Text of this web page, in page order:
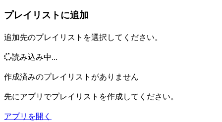
プレイリストに追加
追加先のプレイリストを選択してください。
読み込み中...
作成済みのプレイリストがありません
先にアプリでプレイリストを作成してください。
アプリを開く